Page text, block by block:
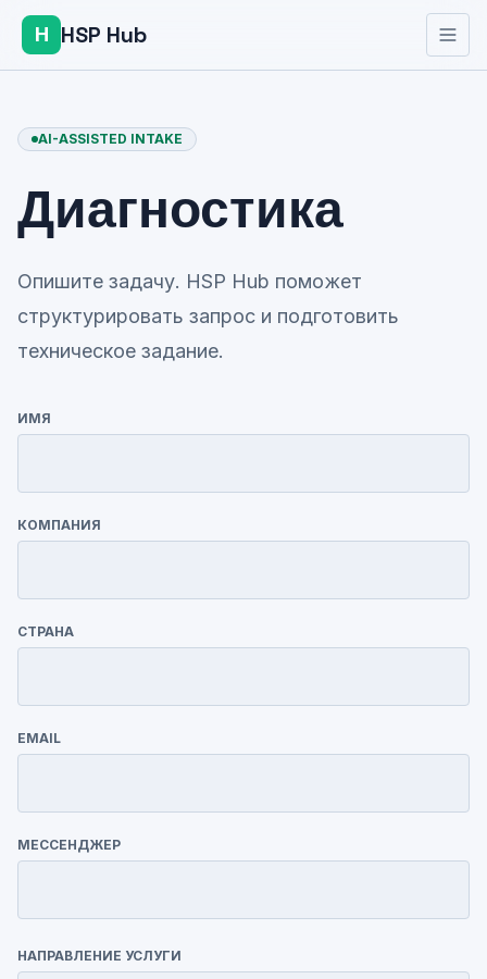
H HSP Hub
AI-ASSISTED INTAKE
Диагностика
Опишите задачу. HSP Hub поможет
структурировать запрос и подготовить
техническое задание.
ИМЯ
КОМПАНИЯ
СТРАНА
EMAIL
МЕССЕНДЖЕР
НАПРАВЛЕНИЕ УСЛУГИ